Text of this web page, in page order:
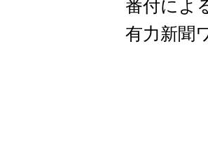
番付によ
有力新聞